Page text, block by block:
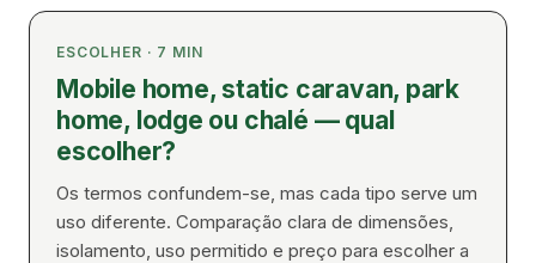
ESCOLHER · 7 MIN
Mobile home, static caravan, park
home, lodge ou chalé — qual
escolher?
Os termos confundem-se, mas cada tipo serve um
uso diferente. Comparação clara de dimensões,
isolamento, uso permitido e preço para escolher a